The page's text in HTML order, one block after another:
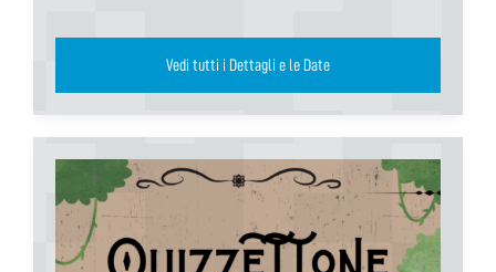
Vedi tutti i Dettagli e le Date